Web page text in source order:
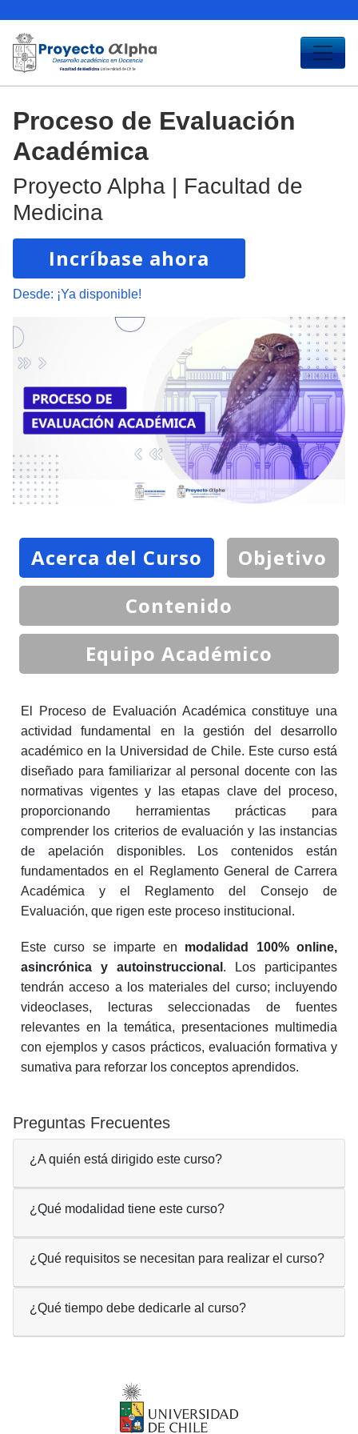
Proceso de Evaluación
Académica
Proyecto Alpha | Facultad de
Medicina
Incríbase ahora
Desde: ¡Ya disponible!
Acerca del Curso
Objetivo
Contenido
Equipo Académico
El Proceso de Evaluación Académica constituye una
actividad fundamental en la gestión del desarrollo
académico en la Universidad de Chile. Este curso está
diseñado para familiarizar al personal docente con las
normativas vigentes y las etapas clave del proceso,
proporcionando herramientas prácticas para
comprender los criterios de evaluación y las instancias
de apelación disponibles. Los contenidos están
fundamentados en el Reglamento General de Carrera
Académica y el Reglamento del Consejo de
Evaluación, que rigen este proceso institucional.
Este curso se imparte en modalidad 100% online,
asincrónica y autoinstruccional . Los participantes
tendrán acceso a los materiales del curso; incluyendo
videoclases, lecturas seleccionadas de fuentes
relevantes en la temática, presentaciones multimedia
con ejemplos y casos prácticos, evaluación formativa y
sumativa para reforzar los conceptos aprendidos.
Preguntas Frecuentes
¿A quién está dirigido este curso?
¿Qué modalidad tiene este curso?
¿Qué requisitos se necesitan para realizar el curso?
¿Qué tiempo debe dedicarle al curso?